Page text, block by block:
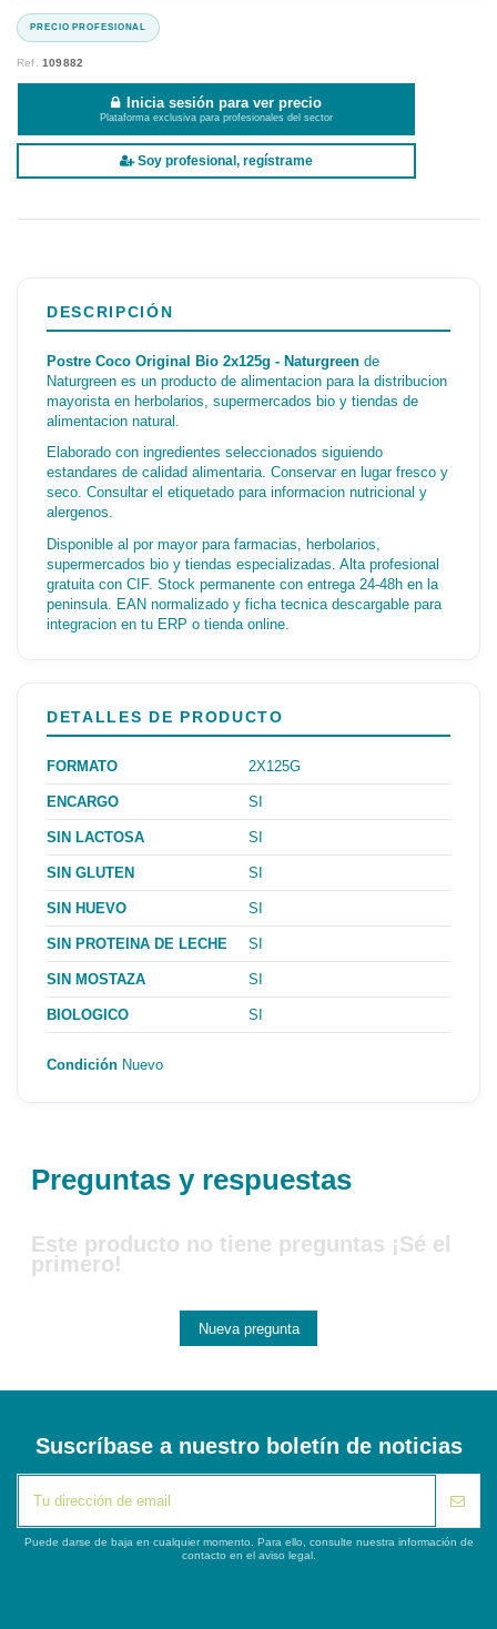
Ref.109882
Inicia sesión para ver precio
Plataforma exclusiva para profesionales del sector
Soy profesional, regístrame
DESCRIPCIÓN
Postre Coco Original Bio 2x125g - Naturgreen de
Naturgreen es un producto de alimentacion para la distribucion
mayorista en herbolarios, supermercados bio y tiendas de
alimentacion natural.
Elaborado con ingredientes seleccionados siguiendo
estandares de calidad alimentaria. Conservar en lugar fresco y
seco. Consultar el etiquetado para informacion nutricional y
alergenos.
Disponible al por mayor para farmacias, herbolarios,
supermercados bio y tiendas especializadas. Alta profesional
gratuita con CIF. Stock permanente con entrega 24-48h en la
peninsula. EAN normalizado y ficha tecnica descargable para
integracion en tu ERP o tienda online.
DETALLES DE PRODUCTO
FORMATO 2X125G
ENCARGO SI
SIN LACTOSA SI
SIN GLUTEN SI
SIN HUEVO SI
SIN PROTEINA DE LECHE SI
SIN MOSTAZA SI
BIOLOGICO SI
Condición Nuevo
Preguntas y respuestas
Este producto no tiene preguntas ¡Sé el
primero!
Nueva pregunta
Suscríbase a nuestro boletín de noticias
Puede darse de baja en cualquier momento. Para ello, consulte nuestra información de
contacto en el aviso legal.